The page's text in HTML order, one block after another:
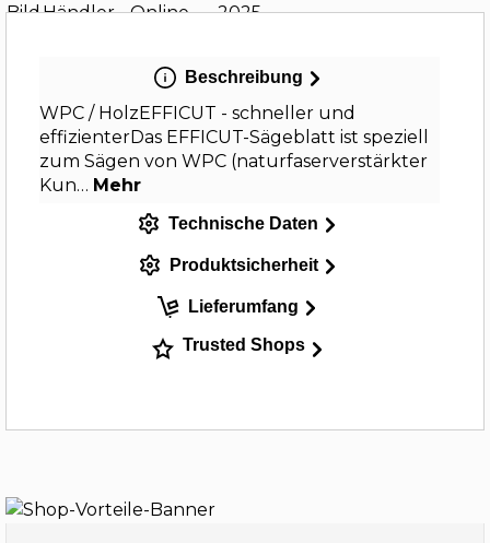
Beschreibung
WPC / HolzEFFICUT - schneller und
effizienterDas EFFICUT-Sägeblatt ist speziell
zum Sägen von WPC (naturfaserverstärkter
Kun… Mehr
Technische Daten
Produktsicherheit
Lieferumfang
Trusted Shops